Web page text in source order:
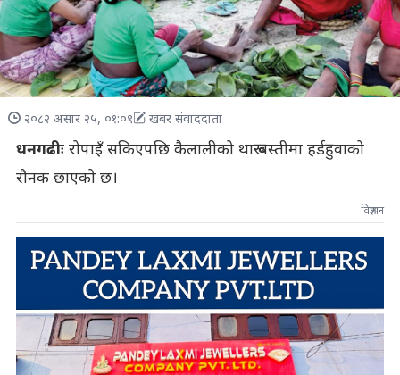
२०८२ असार २५, ०१:०९ खबर संवाददाता
धनगढीःरोपाइँ सकिएपछि कैलालीको थारू बस्तीमा हर्डहुवाको
रौनक छाएको छ।
विज्ञापन